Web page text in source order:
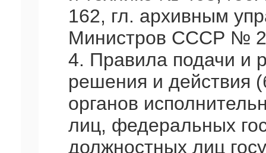
162, гл. архивным
Министров СССР №
4. Правила подачи и
решения и действия
органов
лиц, федеральных
должностных лиц